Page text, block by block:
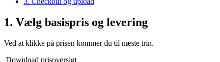
1. Vælg basispris og levering
Ved at klikke på prisen kommer du til næste trin.
Download prisoversigt